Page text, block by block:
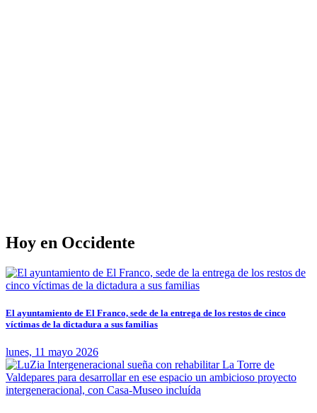
Hoy en Occidente
El ayuntamiento de El Franco, sede de la entrega de los restos de cinco
víctimas de la dictadura a sus familias
lunes, 11 mayo 2026